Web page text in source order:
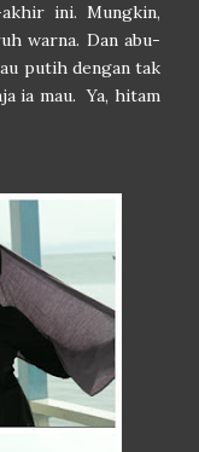
ini. Mungkin,
warna. Dan abu-
putih dengan tak
ia mau. Ya, hitam